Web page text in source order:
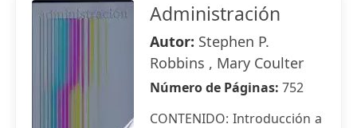
Administración
Autor: Stephen P.
Robbins , Mary Coulter
Número de Páginas: 752
CONTENIDO: Introducción a